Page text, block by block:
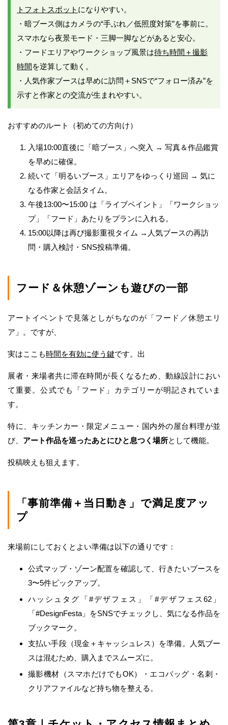
トフォトスポット になりやすい。
・暗ブース側はカメラの“手ぶれ／低照度対策”を事前に。
スマホなら夜景モード・三脚一脚などがあると安心。
・フードエリアやワークショップ風景は待ち時間＋撮影
時間を逆算して動く。
・人気作家ブースは早めに訪問＋SNSで“フォロー済み”を
示すと作家との交流が生まれやすい。
おすすめのルート（初めての方向け）
入場10:00直後に「暗ブース」へ突入 → 写真＆作品鑑賞
を早めに確保。
続いて「明るいブース」エリアをゆっくり巡回 → 気に
なる作家と会話タイム。
午後13:00〜15:00 は「ライブペイント」「ワークショッ
プ」「フード」あたりをプランに入れる。
15:00以降は再び撮影重視タイム →人気ブースの再訪
問・購入検討・SNS投稿準備。
フード＆休憩ゾーンも遊びの一部
アートイベントで見落としがちなのが「フード／休憩エリ
ア」。ですが、
実はここも時間を有効に使う鍵です。出
展者・来場者共に滞在時間が長くなるため、動線設計におい
て重要。公式でも「フード」カテゴリーが明記されていま
す。
特に、キッチンカー・限定メニュー・国内外の屋台料理が並
び、 アート作品を巡ったあとにひと息つく場所として機能。
投稿映えも狙えます。
「事前準備＋当日動き」で満足度アッ
プ
来場前にしておくとよい準備は以下の通りです：
公式マップ・ゾーン配置を確認して、行きたいブースを
3〜5件ピックアップ。
ハッシュタグ「#デザフェス」「#デザフェス62」
「#DesignFesta」をSNSでチェックし、気になる作品を
ブックマーク。
支払い手段（現金＋キャッシュレス）を準備。人気ブー
スは混むため、購入までスムーズに。
撮影機材（スマホだけでもOK）・エコバッグ・名刺・
クリアファイルなど持ち物を整える。